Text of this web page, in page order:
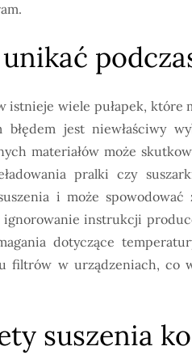
unikać
istnieje wiele pułapek,
błędem jest niewłaściwy
materiałów może
pralki czy
i może
instrukcji
dotyczące
filtrów w urządzeniach, co
suszenia